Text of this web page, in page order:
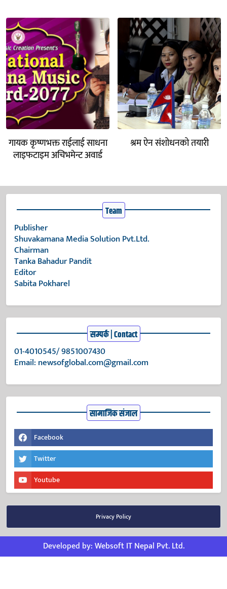
गायक कृष्णभक्त राईलाई साधना
लाइफटाइम अचिभमेन्ट अवार्ड
श्रम ऐन संशोधनको तयारी
Team
Publisher
Shuvakamana Media Solution Pvt.Ltd.
Chairman
Tanka Bahadur Pandit
Editor
Sabita Pokharel
सम्पर्क | Contact
01-4010545/ 9851007430
Email: newsofglobal.com@gmail.com
सामाजिक संजाल
Facebook
Twitter
Youtube
Privacy Policy
Developed by:Websoft IT Nepal Pvt. Ltd.